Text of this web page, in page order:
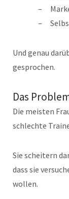
Und genau
gesprochen.
Das
Die meisten
schlechte
Sie scheitern
dass sie
wollen.